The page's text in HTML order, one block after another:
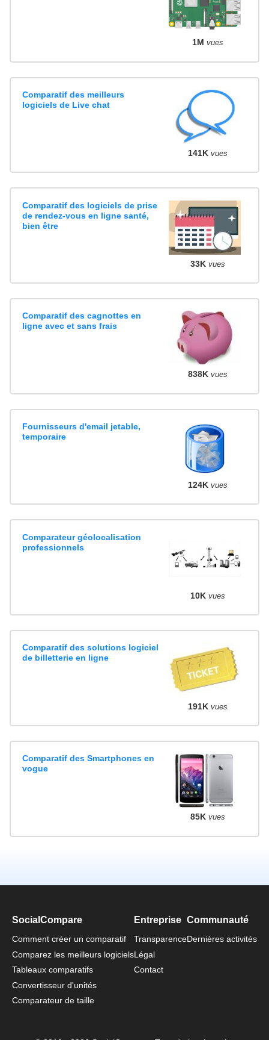
1M vues
Comparatif des meilleurs
logiciels de Live chat
141K vues
Comparatif des logiciels de prise
de rendez-vous en ligne santé,
bien être
33K vues
Comparatif des cagnottes en
ligne avec et sans frais
838K vues
Fournisseurs d'email jetable,
temporaire
124K vues
Comparateur géolocalisation
professionnels
10K vues
Comparatif des solutions logiciel
de billetterie en ligne
191K vues
Comparatif des Smartphones en
vogue
85K vues
SocialCompare
Comment créer un comparatif
Comparez les meilleurs logiciels
Tableaux comparatifs
Convertisseur d'unités
Comparateur de taille
Entreprise
Transparence
Légal
Contact
Communauté
Dernières activités